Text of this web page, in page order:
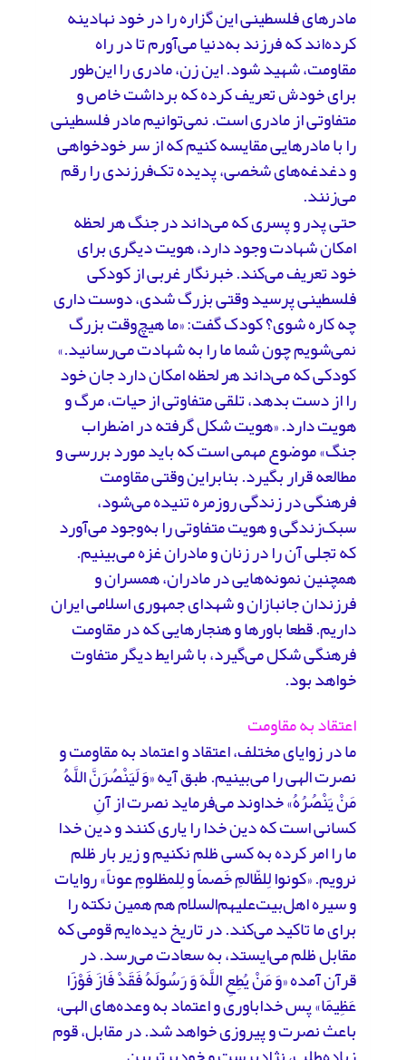
مادرهای فلسطینی این گزاره را در خود نهادینه
کرده‌اند که فرزند به‌دنیا می‌آورم تا در راه
مقاومت، شهید شود. این زن، مادری را این‌طور
برای خودش تعریف کرده که برداشت خاص و
متفاوتی از مادری است. نمی‌توانیم مادر فلسطینی
را با مادرهایی مقایسه کنیم که از سر خودخواهی
و دغدغه‌های شخصی، پدیده تک‌فرزندی را رقم
می‌زنند.
حتی پدر و پسری که می‌داند در جنگ هر لحظه
امکان شهادت وجود دارد، هویت دیگری برای
خود تعریف می‌کند. خبرنگار غربی از کودکی
فلسطینی پرسید وقتی بزرگ شدی، دوست داری
چه کاره شوی؟ کودک گفت: «ما هیچ‌وقت بزرگ
نمی‌شویم چون شما ما را به شهادت می‌رسانید.»
کودکی که می‌داند هر لحظه امکان دارد جان خود
را از دست بدهد، تلقی متفاوتی از حیات، مرگ و
هویت دارد. «هویت شکل گرفته در اضطراب
جنگ» موضوع مهمی است که باید مورد بررسی و
مطالعه قرار بگیرد. بنابراین وقتی مقاومت
فرهنگی در زندگی روزمره تنیده می‌شود،
سبک‌زندگی و هویت متفاوتی را به‌وجود می‌آورد
که تجلی آن را در زنان و مادران غزه می‌بینیم.
همچنین نمونه‌هایی در مادران، همسران و
فرزندان جانبازان و شهدای جمهوری اسلامی ایران
داریم. قطعا باورها و هنجارهایی که در مقاومت
فرهنگی شکل می‌گیرد، با شرایط دیگر متفاوت
خواهد بود.
اعتقاد به مقاومت
ما در زوایای مختلف، اعتقاد و اعتماد به مقاومت و
نصرت الهی را می‌بینیم. طبق آیه «وَ لَیَنْصُرَنَّ اللَّهُ
مَنْ یَنْصُرُهُ» خداوند می‌فرماید نصرت از آنِ
کسانی است که دین خدا را یاری کنند و دین خدا
ما را امر کرده به کسی ظلم نکنیم و زیر بار ظلم
نرویم. «کونوا لِلظّالمِ خَصماً و لِلمظلومِ عوناً» روایات
و سیره اهل‌بیت‌علیهم‌السلام هم همین نکته را
برای ما تاکید می‌کند. در تاریخ دیده‌ایم قومی که
مقابل ظلم می‌ایستد، به سعادت می‌رسد. در
قرآن آمده «وَ مَنْ یُطِعِ اللَّهَ وَ رَسُولَهُ فَقَدْ فَازَ فَوْزًا
عَظِیمًا» پس خداباوری و اعتماد به وعده‌های الهی،
باعث نصرت و پیروزی خواهد شد. در مقابل، قوم